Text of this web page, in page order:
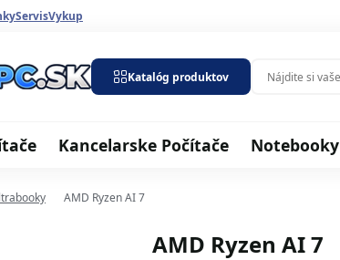
ServisVykup
Katalóg produktov
Kancelarske Počítače Notebooky
AMD Ryzen AI 7
AMD Ryzen AI 7